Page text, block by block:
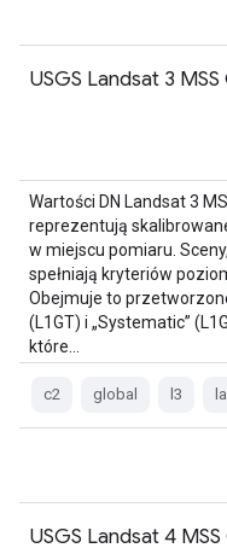
USGS Landsat 3
Wartości DN Landsat 3
reprezentują
w miejscu pomiaru.
spełniają kryteriów
Obejmuje to
(L1GT) i „Systematic”
które…
c2 global l3
USGS Landsat 4